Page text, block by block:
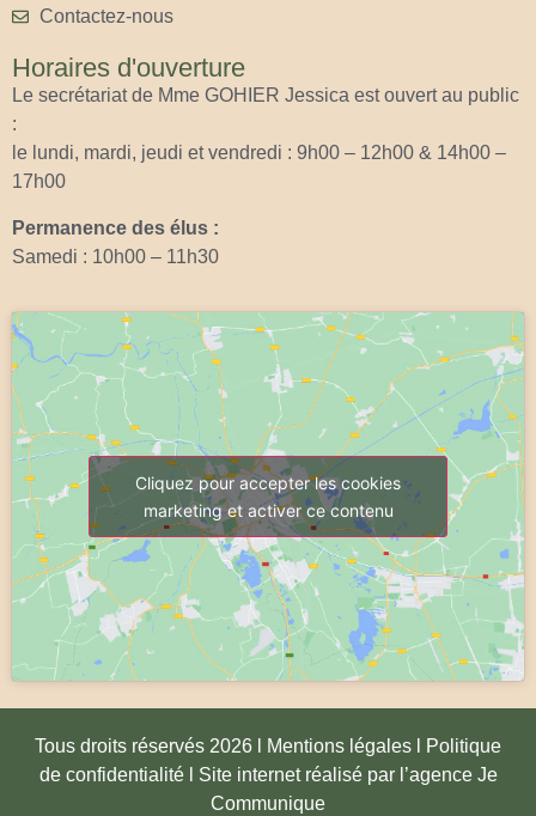
Contactez-nous
Horaires d'ouverture
Le secrétariat de Mme GOHIER Jessica est ouvert au public
:
le lundi, mardi, jeudi et vendredi : 9h00 – 12h00 & 14h00 –
17h00
Permanence des élus :
Samedi : 10h00 – 11h30
Cliquez pour accepter les cookies
marketing et activer ce contenu
Tous droits réservés 2026 l Mentions légales l Politique
de confidentialité l Site internet réalisé par l’agence Je
Communique